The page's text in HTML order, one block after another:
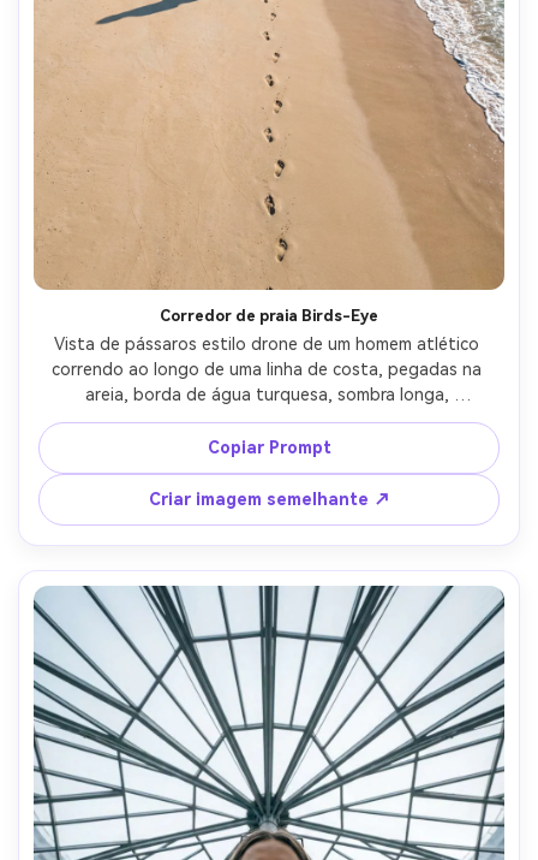
Corredor de praia Birds-Eye
Vista de pássaros estilo drone de um homem atlético
correndo ao longo de uma linha de costa, pegadas na
areia, borda de água turquesa, sombra longa,
composição mínima com fortes linhas de liderança, sol ao
meio-dia, detalhes ultra-nítidos, alta faixa dinâmica,
tirado como um drone DJI em 4K, classificação de cores
naturais limpas, fotografia aérea fotorealista, lente de
85mm, profundidade de campo rasa-AR 4:5
Copiar Prompt
Criar imagem semelhante ↗